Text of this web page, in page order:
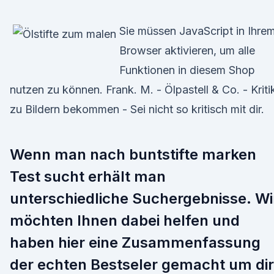
Sie müssen JavaScript in
Browser aktivieren, um alle
Funktionen in diesem Shop
nutzen zu können. Frank. M. - Ölpastell & Co. -
zu Bildern bekommen - Sei nicht so kritisch mit dir.
Wenn man nach buntstifte marken
Test sucht erhält man
unterschiedliche Suchergebnisse.
möchten Ihnen dabei helfen und
haben hier eine Zusammenfassung
der echten Bestseler gemacht um dir